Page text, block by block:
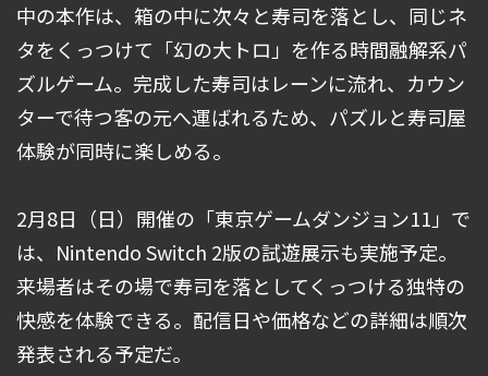
中の本作は、箱の中に次々と寿司を落とし、同じネ
タをくっつけて「幻の大トロ」を作る時間融解系パ
ズルゲーム。完成した寿司はレーンに流れ、カウン
ターで待つ客の元へ運ばれるため、パズルと寿司屋
体験が同時に楽しめる。
2月8日（日）開催の「東京ゲームダンジョン11」で
は、Nintendo Switch 2版の試遊展示も実施予定。
来場者はその場で寿司を落としてくっつける独特の
快感を体験できる。配信日や価格などの詳細は順次
発表される予定だ。